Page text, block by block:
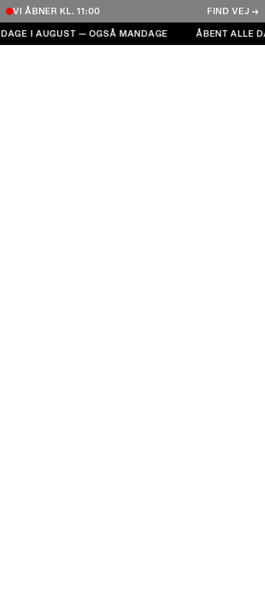
VI ÅBNER KL. 11:00 FIND VEJ →
Åbent alle dage i august — også mandage
I AUGUST — OGSÅ MANDAGE ÅBENT ALLE